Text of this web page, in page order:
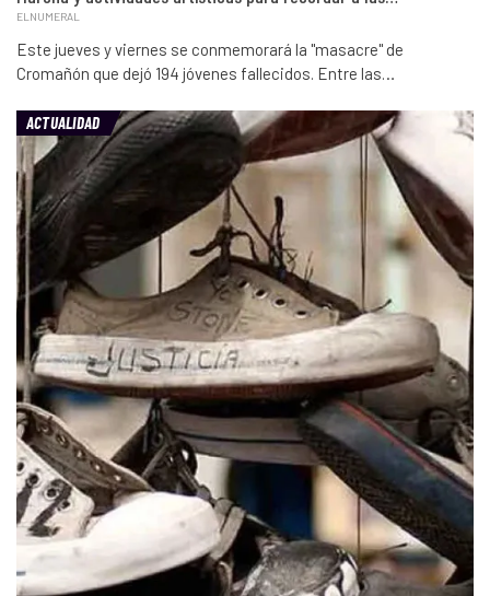
ELNUMERAL
Este jueves y viernes se conmemorará la "masacre" de
Cromañón que dejó 194 jóvenes fallecidos. Entre las…
ACTUALIDAD